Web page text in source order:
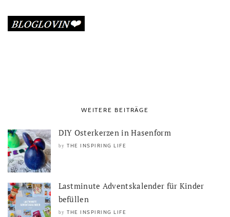
WEITERE BEITRÄGE
DIY Osterkerzen in Hasenform
by THE INSPIRING LIFE
Lastminute Adventskalender für Kinder
befüllen
by THE INSPIRING LIFE